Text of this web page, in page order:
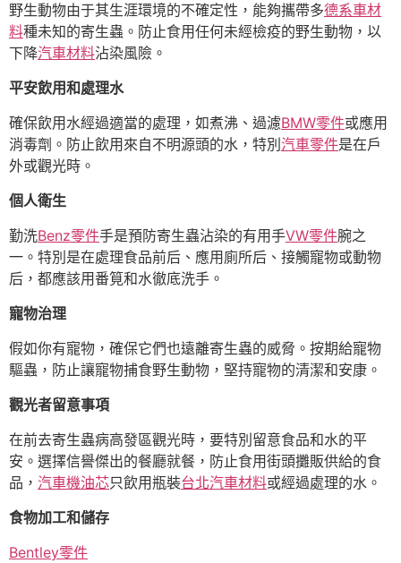
野生動物由于其生涯環境的不確定性，能夠攜帶多德系車材
料種未知的寄生蟲。防止食用任何未經檢疫的野生動物，以
下降汽車材料沾染風險。
平安飲用和處理水
確保飲用水經過適當的處理，如煮沸、過濾BMW零件或應用
消毒劑。防止飲用來自不明源頭的水，特別 汽車零件是在戶
外或觀光時。
個人衛生
勤洗Benz零件手是預防寄生蟲沾染的有用手VW零件腕之
一。特別是在處理食品前后、應用廁所后、接觸寵物或動物
后，都應該用番筧和水徹底洗手。
寵物治理
假如你有寵物，確保它們也遠離寄生蟲的威脅。按期給寵物
驅蟲，防止讓寵物捕食野生動物，堅持寵物的清潔和安康。
觀光者留意事項
在前去寄生蟲病高發區觀光時，要特別留意食品和水的平
安。選擇信譽傑出的餐廳就餐，防止食用街頭攤販供給的食
品， 汽車機油芯只飲用瓶裝台北汽車材料或經過處理的水。
食物加工和儲存
Bentley零件